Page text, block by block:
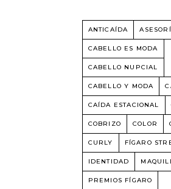
ANTICAÍDA
CABELLO ES MODA
CABELLO NUPCIAL
CABELLO Y MODA
CAÍDA ESTACIONAL
COBRIZO COLOR
CURLY FÍGARO
IDENTIDAD
PREMIOS FÍGARO